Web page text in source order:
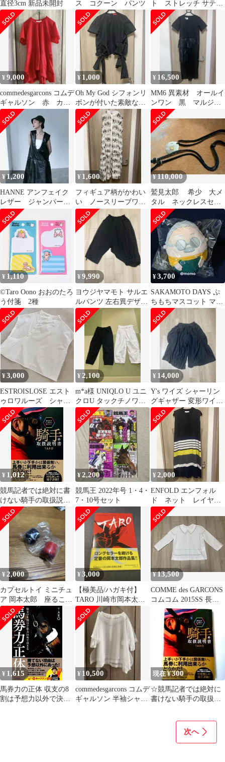
直径3cm 新品未開封 ス コクーン パンツ
ト ストレッチ サテン
ツイスト サンダル
¥9,000
commedesgarcons コムデ
ギャルソン 赤 カッ
トソー AD2023
¥ 1,000
Oh My God シフォンリ
ボンが付いた素敵なカ
ットソー
¥ 16,500
MM6 異素材 オールイ
ンワン 黒 マルジェ
ラ
¥1,200
HANNE アンフェイク
レザー ジャンパース
カート
¥ 1,600
フィギュア柄がかわい
い ノースリーブワン
ピース
¥110,000
鷲見太郎 希少 大メ
タル ネックレスセッ
ト
¥ 1,110
©Taro Oono おおのたろ
う付箋 2種
¥9,990
ヨウジヤマモト サルエ
ルパンツ 左右異デザイ
ン ブラック サイズ2
¥3,700
SAKAMOTO DAYS ぷ
ちもちマスコット マス
コット 坂本 太郎
¥3,000
ESTROISLOSE エスト
ゥロワルーズ シャ
ツ ブラウス 白
¥ 2,100
m*a様 UNIQLO U ユニ
クロU タックチノワイ
ドパンツパンツ 2色セ
ット
¥ 14,000
Y's ワイズ シャーリン
グギャザー 変形ワイド
パンツ 黒
¥ 1,012
競馬記者では絶対に書
けない騎手の取扱説明
書 (競馬王馬券攻略本
シリーズ)
¥2,200
競馬王 2022年号 1・4・
7・10号セット
¥2,000
ENFOLD エンフォル
ド ネット レイヤー
ド ニットワンピース
¥ 2,000
カプセルトイ ミニチュ
ア 岡本太郎 座ること
を拒否する椅子
¥3,000
【極美品/ハガキ付】
TARO 川崎市岡本太郎
美術館所蔵作品集 二玄
社
¥13,500
COMME des GARCONS
コムコム 2015SS 長袖
ステッチブラウス
¥ 1,615
馬券力の正体 収支の8
割は予想力以外で決ま
¥ 10,500
commedesgarcons コムデ
ギャルソン 半袖シャ
現在 ¥300
☆競馬記者では絶対に
書けない騎手の取扱説
次へ